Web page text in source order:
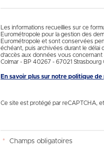
Les informations recueillies sur ce
Eurométropole pour la gestion des
Eurométropole et sont conservées
échéant, puis archivées durant le
d'accès aux données vous concernant
Colmar - BP 40267 - 67021 Strasbourg
En savoir plus sur notre politique
Ce site est protégé par reCAPTCHA,
* Champs obligatoires